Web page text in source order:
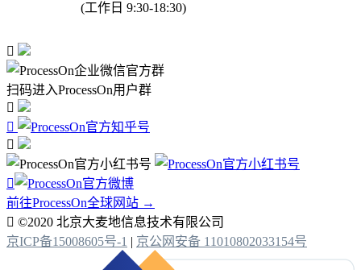
(工作日 9:30-18:30)

扫码进入ProcessOn用户群




前往ProcessOn全球网站 →
 ©2020 北京大麦地信息技术有限公司
京ICP备15008605号-1 | 京公网安备 11010802033154号